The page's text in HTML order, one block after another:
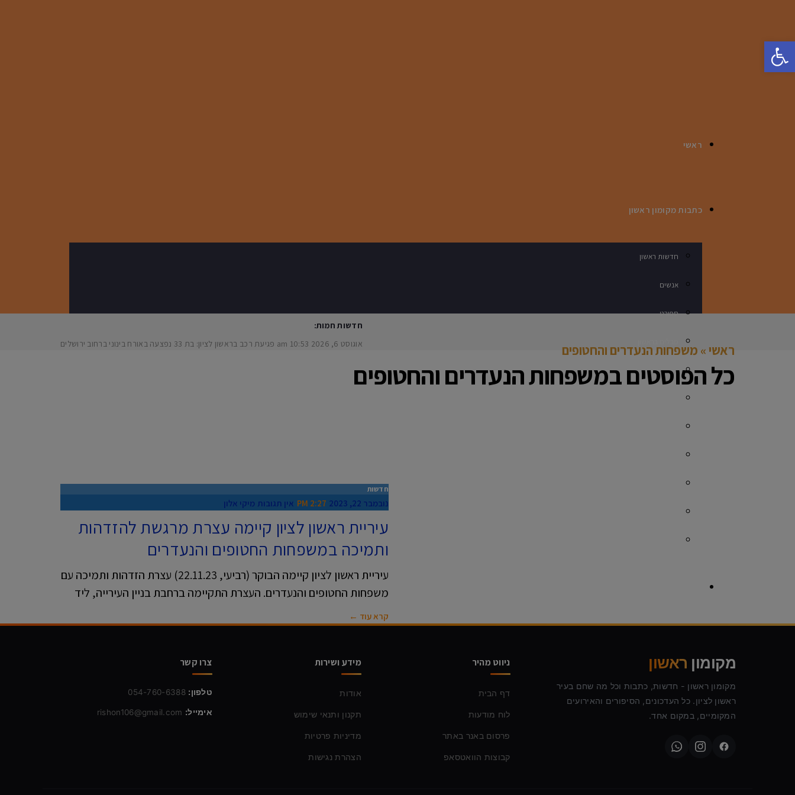
פתח סרגל נגישות
ראשי
כתבות מקומון ראשון
חדשות ראשון
אנשים
ספורט
נדלן
המומחים של מקומון ראשון
חדשות חמות:
אוגוסט 6, 2026
10:53 am פגיעת רכב בראשון לציון: בת 33 נפצעה באורח בינוני ברחוב ירושלים ראשי» משפחות הנעדרים והחטופים
כל הפוסטים במשפחות הנעדרים והחטופים
חדשות
נובמבר 22, 2023 2:27 PM אין תגובות מיקי אלון
עיריית ראשון לציון קיימה עצרת מרגשת להזדהות
ותמיכה במשפחות החטופים והנעדרים
עיריית ראשון לציון קיימה הבוקר (רביעי, 22.11.23) עצרת הזדהות ותמיכה עם
משפחות החטופים והנעדרים. העצרת התקיימה ברחבת בניין העירייה, ליד
קרא עוד ←
מקומון ראשון
מקומון ראשון - חדשות, כתבות וכל מה שחם בעיר
ראשון לציון. כל העדכונים, הסיפורים והאירועים
המקומיים, במקום אחד.
ניווט מהיר
דף הבית
לוח מודעות
פרסום באנר באתר
קבוצות הוואטסאפ
מידע ושירות
אודות
תקנון ותנאי שימוש
מדיניות פרטיות
הצהרת נגישות
צרו קשר
טלפון: 054-760-6388
אימייל: rishon106@gmail.com